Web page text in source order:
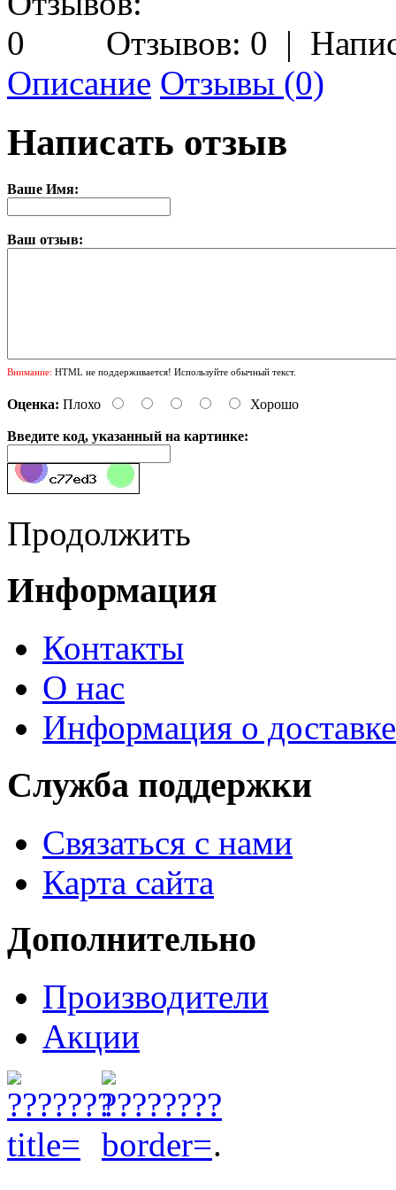
Отзывов: 0 |
Описание Отзывы (0)
Написать отзыв
Ваше Имя:
Ваш отзыв:
Внимание: HTML не поддерживается! Используйте обычный текст.
Оценка: Плохо Хорошо
Введите код, указанный на картинке:
Продолжить
Информация
Контакты
О нас
Информация о доставке
Служба поддержки
Связаться с нами
Карта сайта
Дополнительно
Производители
Акции
.